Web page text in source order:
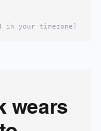
in your timezone)
wears